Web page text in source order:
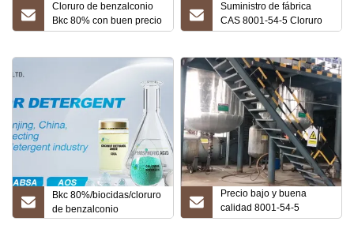
Cloruro de benzalconio
Bkc 80% con buen precio
de venta
Suministro de fábrica
CAS 8001-54-5 Cloruro
de benzalconio
Bkc 80%/biocidas/cloruro
de benzalconio
Precio bajo y buena
calidad 8001-54-5
Cloruro de benzalconio